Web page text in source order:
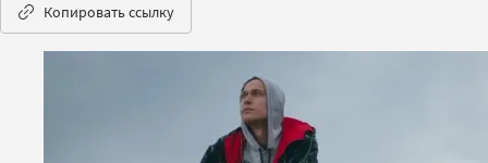
Копировать ссылку